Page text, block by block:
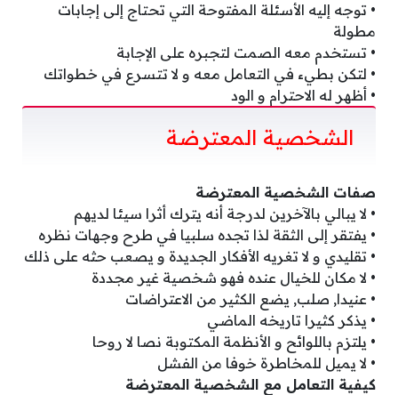
• توجه إليه الأسئلة المفتوحة التي تحتاج إلى إجابات
مطولة
• تستخدم معه الصمت لتجبره على الإجابة
• لتكن بطيء في التعامل معه و لا تتسرع في خطواتك
• أظهر له الاحترام و الود
الشخصية المعترضة
صفات الشخصية المعترضة
• لا يبالي بالآخرين لدرجة أنه يترك أثرا سيئا لديهم
• يفتقر إلى الثقة لذا تجده سلبيا في طرح وجهات نظره
• تقليدي و لا تغريه الأفكار الجديدة و يصعب حثه على ذلك
• لا مكان للخيال عنده فهو شخصية غير مجددة
• عنيدا, صلب, يضع الكثير من الاعتراضات
• يذكر كثيرا تاريخه الماضي
• يلتزم باللوائح و الأنظمة المكتوبة نصا لا روحا
• لا يميل للمخاطرة خوفا من الفشل
كيفية التعامل مع الشخصية المعترضة